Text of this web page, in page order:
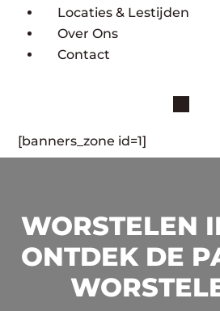
Locaties & Lestijden
Over Ons
Contact
[banners_zone id=1]
WORSTELEN
ONTDEK DE